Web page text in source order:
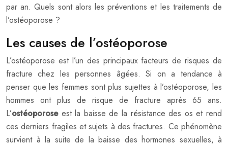
par an. Quels sont alors les préventions et les traitements de
l’ostéoporose ?
Les causes de l’ostéoporose
L’ostéoporose est l’un des principaux facteurs de risques de
fracture chez les personnes âgées. Si on a tendance à
penser que les femmes sont plus sujettes à l’ostéoporose, les
hommes ont plus de risque de fracture après 65 ans.
L’ostéoporoseest la baisse de la résistance des os et rend
ces derniers fragiles et sujets à des fractures. Ce phénomène
survient à la suite de la baisse des hormones sexuelles, à